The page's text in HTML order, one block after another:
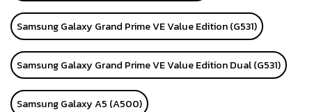
Samsung Galaxy Grand Prime VE Value Edition (G531)
Samsung Galaxy Grand Prime VE Value Edition Dual (G531)
Samsung Galaxy A5 (A500)